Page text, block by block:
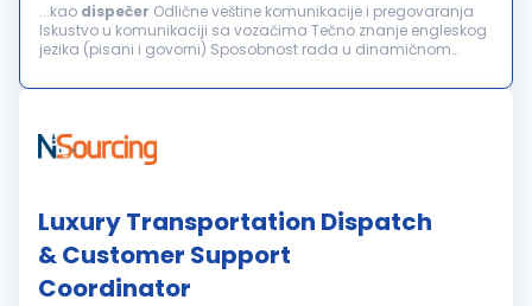
...kao dispečer Odlične veštine komunikacije i pregovaranja
Iskustvo u komunikaciji sa vozačima Tečno znanje engleskog
jezika (pisani i govorni) Sposobnost rada u dinamičnom
dolazak na vreme...
Luxury Transportation Dispatch
& Customer Support
Coordinator